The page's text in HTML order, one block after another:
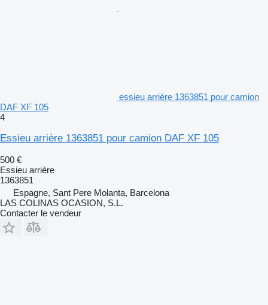
essieu arrière 1363851 pour camion
DAF XF 105
4
Essieu arrière 1363851 pour camion DAF XF 105
500 €
Essieu arrière
1363851
Espagne, Sant Pere Molanta, Barcelona
LAS COLINAS OCASION, S.L.
Contacter le vendeur